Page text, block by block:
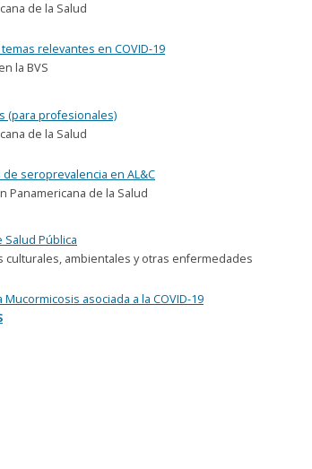
de la Salud
relevantes en COVID-19
la BVS
(para profesionales)
de la Salud
de seroprevalencia en AL&C
Panamericana de la Salud
Salud Pública
culturales, ambientales y otras enfermedades
asociada a la COVID-19